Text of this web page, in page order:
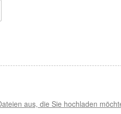
aus, die Sie hochladen